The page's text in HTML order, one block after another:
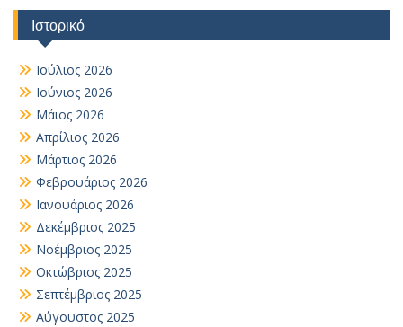
Ιστορικό
Ιούλιος 2026
Ιούνιος 2026
Μάιος 2026
Απρίλιος 2026
Μάρτιος 2026
Φεβρουάριος 2026
Ιανουάριος 2026
Δεκέμβριος 2025
Νοέμβριος 2025
Οκτώβριος 2025
Σεπτέμβριος 2025
Αύγουστος 2025